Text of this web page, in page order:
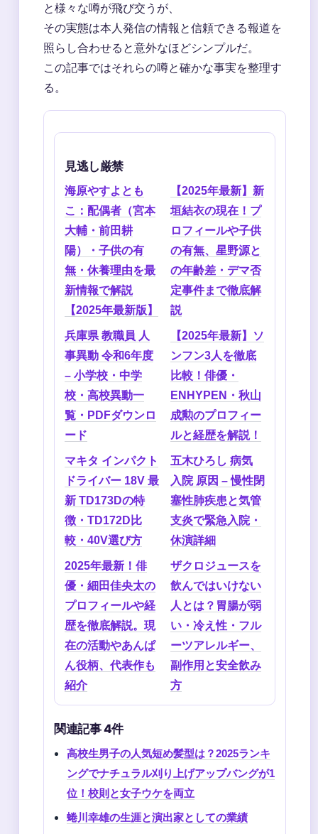
と様々な噂が飛び交うが、
その実態は本人発信の情報と信頼できる報道を
照らし合わせると意外なほどシンプルだ。
この記事ではそれらの噂と確かな事実を整理す
る。
見逃し厳禁
海原やすよとも
こ：配偶者（宮本
大輔・前田耕
陽）・子供の有
無・休養理由を最
新情報で解説
【2025年最新版】
【2025年最新】新
垣結衣の現在！プ
ロフィールや子供
の有無、星野源と
の年齢差・デマ否
定事件まで徹底解
説
兵庫県 教職員 人
事異動 令和6年度
– 小学校・中学
校・高校異動一
覧・PDFダウンロ
ード
【2025年最新】ソ
ンフン3人を徹底
比較！俳優・
ENHYPEN・秋山
成勲のプロフィー
ルと経歴を解説！
マキタ インパクト
ドライバー 18V 最
新 TD173Dの特
徴・TD172D比
較・40V選び方
五木ひろし 病気
入院 原因 – 慢性閉
塞性肺疾患と気管
支炎で緊急入院・
休演詳細
2025年最新！俳
優・細田佳央太の
プロフィールや経
歴を徹底解説。現
在の活動やあんぱ
ん役柄、代表作も
紹介
ザクロジュースを
飲んではいけない
人とは？胃腸が弱
い・冷え性・フル
ーツアレルギー、
副作用と安全飲み
方
関連記事 4件
高校生男子の人気短め髪型は？2025ランキ
ングでナチュラル刈り上げアップバングが1
位！校則と女子ウケを両立
蜷川幸雄の生涯と演出家としての業績